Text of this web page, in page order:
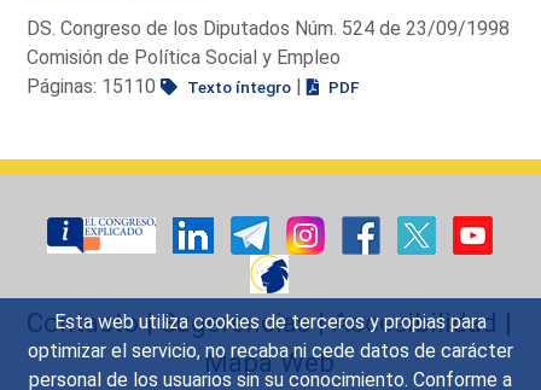
Esta web utiliza cookies de terceros y propias para
optimizar el servicio, no recaba ni cede datos de carácter
personal de los usuarios sin su conocimiento. Conforme a
DS. Congreso de los Diputados Núm. 524 de 23/09/1998
Comisión de Política Social y Empleo
Páginas: 15110
Texto íntegro | PDF
Contacto|Sugerencias|Accesibilidad |
Mapa Web